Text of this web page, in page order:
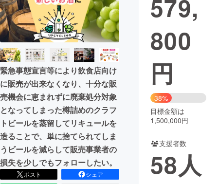
映像・映画 書籍・雑誌
ビジネス・起業 チャレンジ
まちづくり・地域活性化
CAMPFIRE for Social Good
CAMPFIRE Creation
CAMPFIREふるさと納税machi-ya コミュニティ
緊急事態宣言等により飲食店向け
に販売が出来なくなり、十分な販
売機会に恵まれずに廃棄処分対象
となってしまった樽詰めのクラフ
トビールを蒸留してリキュールを
造ることで、単に捨てられてしま
うビールを減らして販売事業者の
損失を少しでもフォローしたい。
ポスト
シェア
579,
800
円
38%
目標金額は
1,500,000円
支援者数
58人